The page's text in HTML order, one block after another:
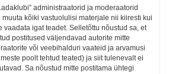
administraatorid ja moderaatorid
kõiki vastuolulisi materjale nii kiiresti kui
vaadata igat teadet. Selletõttu nõustud sa, et
postitused väljendavad autorite mitte
või veebihalduri vaateid ja arvamusi
poolt tehtud teated) ja siit tulenevalt ei
Sa nõustud mitte postitama ühtegi